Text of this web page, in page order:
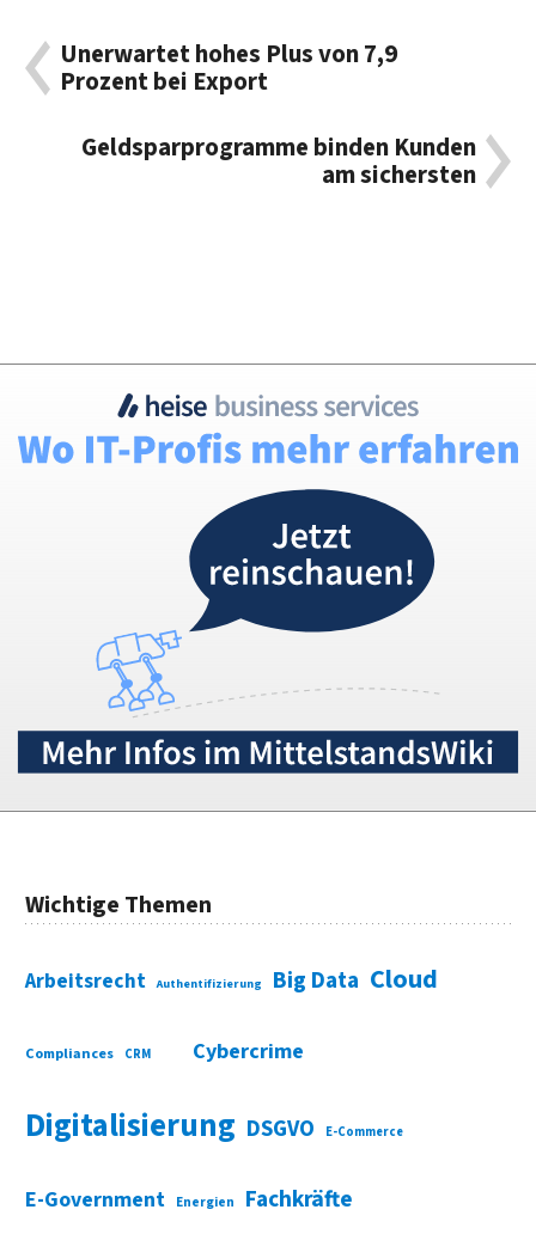
Unerwartet hohes Plus von 7,9
Prozent bei Export
Geldsparprogramme binden Kunden
am sichersten
Wichtige Themen
Arbeitsrecht Authentifizierung Big Data Cloud
Compliances CRM Cybercrime
Digitalisierung DSGVO E-Commerce
E-Government Energien Fachkräfte